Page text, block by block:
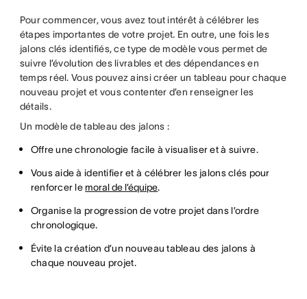
Pour commencer, vous avez tout intérêt à célébrer les
étapes importantes de votre projet. En outre, une fois les
jalons clés identifiés, ce type de modèle vous permet de
suivre l’évolution des livrables et des dépendances en
temps réel. Vous pouvez ainsi créer un tableau pour chaque
nouveau projet et vous contenter d’en renseigner les
détails.
Un modèle de tableau des jalons :
Offre une chronologie facile à visualiser et à suivre.
Vous aide à identifier et à célébrer les jalons clés pour
renforcer lemoral de l’équipe.
Organise la progression de votre projet dans l’ordre
chronologique.
Évite la création d’un nouveau tableau des jalons à
chaque nouveau projet.